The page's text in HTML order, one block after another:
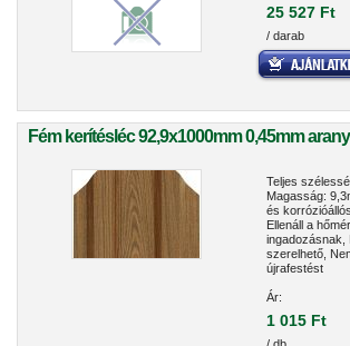
25 527 Ft
/ darab
Fém kerítésléc 92,9x1000mm 0,45mm
Teljes
Magasság:
és
Ellenáll a
ingadozásnak,
szerelhető,
újrafestést
Ár:
1 015 Ft